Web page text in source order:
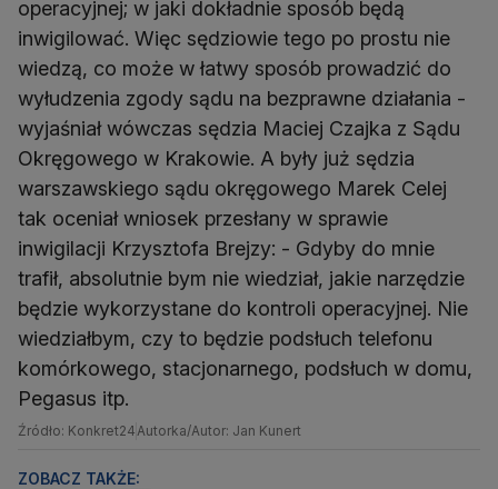
operacyjnej; w jaki dokładnie sposób będą
inwigilować. Więc sędziowie tego po prostu nie
wiedzą, co może w łatwy sposób prowadzić do
wyłudzenia zgody sądu na bezprawne działania -
wyjaśniał wówczas sędzia Maciej Czajka z Sądu
Okręgowego w Krakowie. A były już sędzia
warszawskiego sądu okręgowego Marek Celej
tak oceniał wniosek przesłany w sprawie
inwigilacji Krzysztofa Brejzy: - Gdyby do mnie
trafił, absolutnie bym nie wiedział, jakie narzędzie
będzie wykorzystane do kontroli operacyjnej. Nie
wiedziałbym, czy to będzie podsłuch telefonu
komórkowego, stacjonarnego, podsłuch w domu,
Pegasus itp.
Źródło: Konkret24 Autorka/Autor: Jan Kunert
ZOBACZ TAKŻE: